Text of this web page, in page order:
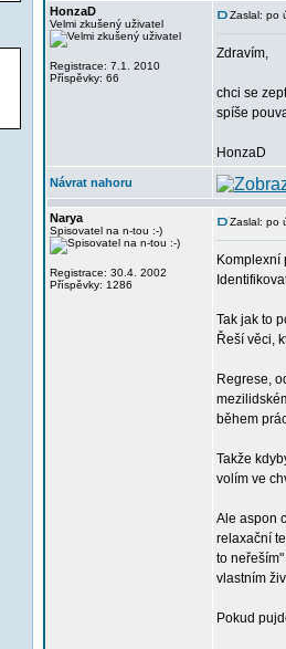
HonzaD
Velmi zkušený uživatel
Registrace: 7.1. 2010
Příspěvky: 66
Zaslal: po
Zdravím,
chci se
spíše
HonzaD
Návrat nahoru
Narya
Spisovatel na n-tou :-)
Registrace: 30.4. 2002
Příspěvky: 1286
Zaslal: po
Komplexní
Tak jak to
Řeší věci,
Regrese,
během
Takže
volím ve
Ale aspon
relaxační
to
vlastním
Pokud